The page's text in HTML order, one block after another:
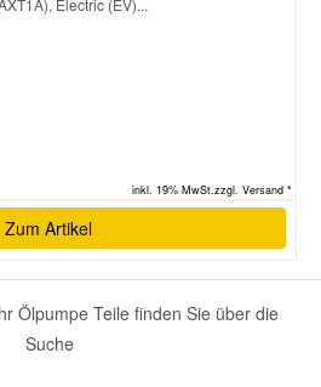
Electric (EV)...
inkl. 19% MwSt.zzgl. Versand *
Zum Artikel
Ölpumpe Teile finden Sie über die
Suche